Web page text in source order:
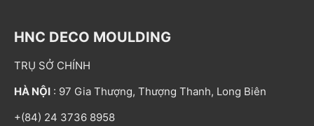
HNC DECO MOULDING
TRỤ SỞ CHÍNH
HÀ NỘI : 97 Gia Thượng, Thượng Thanh, Long Biên
+(84) 24 3736 8958